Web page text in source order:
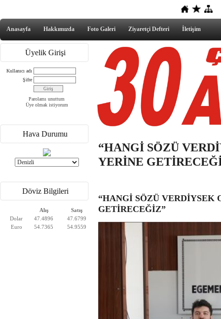
Anasayfa Hakkımızda Foto Galeri Ziyaretçi Defteri İletişim
Üyelik Girişi
Kullanıcı adı
Şifre
Parolamı unuttum
Üye olmak istiyorum
Hava Durumu
Döviz Bilgileri
Alış
Satış
Dolar
47.4896
47.6799
Euro
54.7365 54.9559
“HANGİ SÖZÜ
YERİNE
“HANGİ SÖZÜ VERDİYSEK
GETİRECEĞİZ”